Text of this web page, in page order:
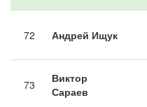
72 Андрей Ищук
73
Виктор
Сараев